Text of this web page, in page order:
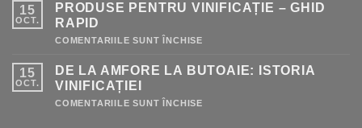
15
OCT.
PRODUSE PENTRU VINIFICAȚIE – GHID
RAPID
COMENTARIILE SUNT ÎNCHISE
VINIFICAȚIE
15
OCT.
DE LA AMFORE LA BUTOAIE: ISTORIA
VINIFICAȚIEI
COMENTARIILE SUNT ÎNCHISE